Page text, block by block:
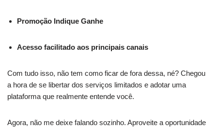
Promoção Indique Ganhe
Acesso facilitado aos principais canais
Com tudo isso, não tem como ficar de fora dessa, né? Chegou
a hora de se libertar dos serviços limitados e adotar uma
plataforma que realmente entende você.
Agora, não me deixe falando sozinho. Aproveite a oportunidade